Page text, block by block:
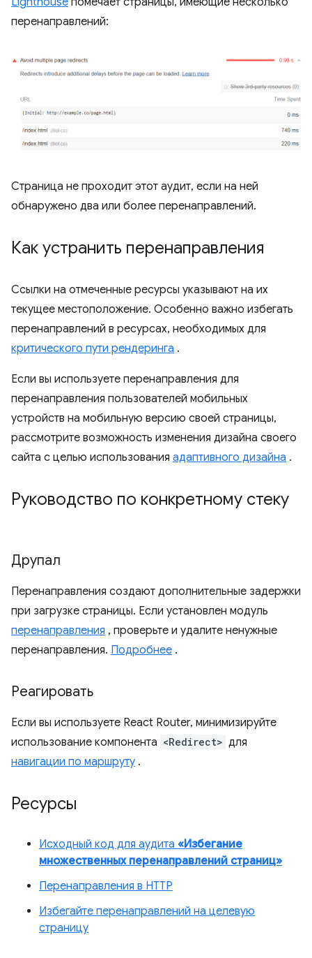
перенаправлений:
Страница не проходит этот аудит, если на ней
обнаружено два или более перенаправлений.
Как устранить перенаправления
Ссылки на отмеченные ресурсы указывают на их
текущее местоположение. Особенно важно избегать
перенаправлений в ресурсах, необходимых для
критического пути рендеринга .
Если вы используете перенаправления для
перенаправления пользователей мобильных
устройств на мобильную версию своей страницы,
рассмотрите возможность изменения дизайна своего
сайта с целью использования адаптивного дизайна .
Руководство по конкретному стеку
Друпал
Перенаправления создают дополнительные задержки
при загрузке страницы. Если установлен модуль
перенаправления , проверьте и удалите ненужные
перенаправления. Подробнее .
Реагировать
Если вы используете React Router, минимизируйте
использование компонента <Redirect> для
навигации по маршруту .
Ресурсы
Исходный код для аудита «Избегание
множественных перенаправлений страниц»
Перенаправления в HTTP
Избегайте перенаправлений на целевую
страницу